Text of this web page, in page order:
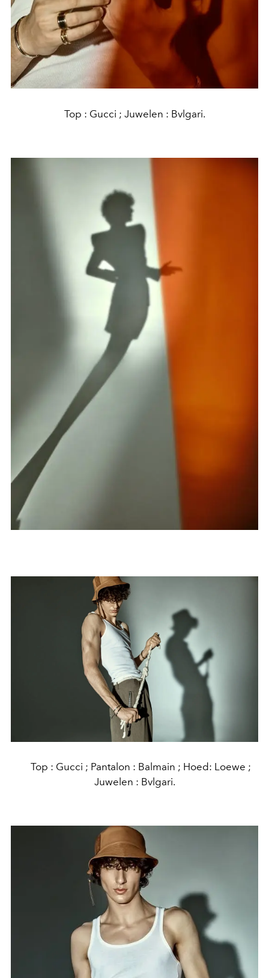
Top : Gucci ; Juwelen : Bvlgari.
Top : Gucci ; Pantalon : Balmain ; Hoed: Loewe ;
Juwelen : Bvlgari.